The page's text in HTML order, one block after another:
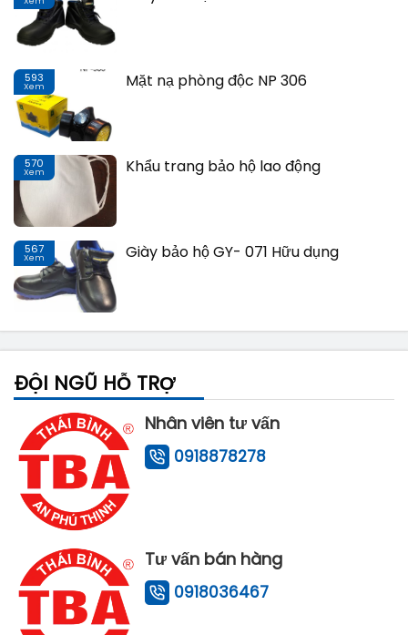
593
Xem Mặt nạ phòng độc NP 306
570
Xem Khẩu trang bảo hộ lao động
567
Xem Giày bảo hộ GY- 071 Hữu dụng
ĐỘI NGŨ HỖ TRỢ
Nhân viên tư vấn
0918878278
Tư vấn bán hàng
0918036467